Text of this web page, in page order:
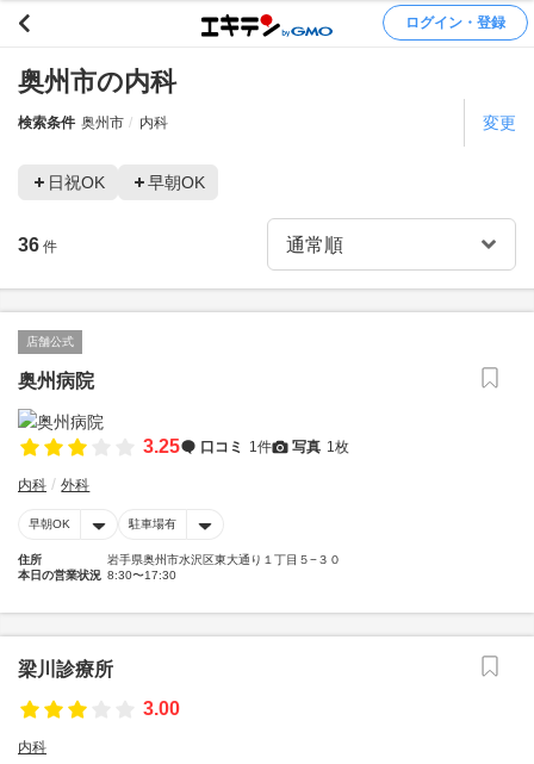
ログイン・登録
奥州市の内科
検索条件 奥州市 内科 変更
日祝OK 早朝OK
36 件
店舗公式
奥州病院
3.25 口コミ 1件 写真 1枚
内科 外科
早朝OK 駐車場有
住所
岩手県奥州市水沢区東大通り１丁目５−３０
本日の営業状況 8:30〜17:30
梁川診療所
3.00
内科